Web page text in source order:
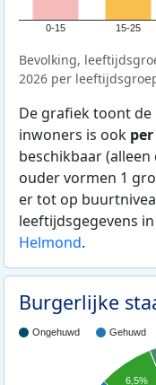
0-15 15-25
Bevolking,
2026 per
De grafiek toont
inwoners is ook
beschikbaar
ouder vormen 1
er tot op
leeftijdsgegevens
Helmond.
Burgerlijke
Ongehuwd Gehuwd
6,5%